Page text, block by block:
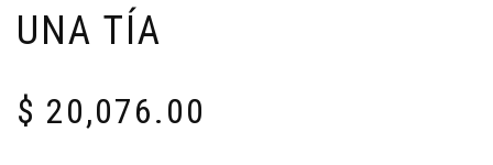
UNA TÍA
$ 20,076.00